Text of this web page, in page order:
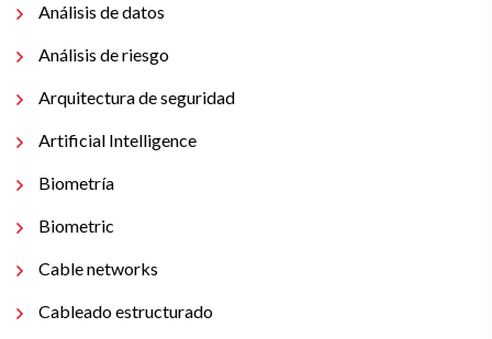
Análisis de datos
Análisis de riesgo
Arquitectura de seguridad
Artificial Intelligence
Biometría
Biometric
Cable networks
Cableado estructurado